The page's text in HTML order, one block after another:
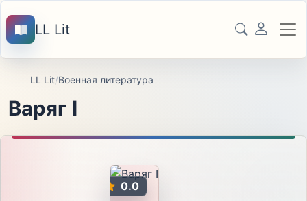
LL Lit
LL Lit/Военная литература
Варяг I
0.0